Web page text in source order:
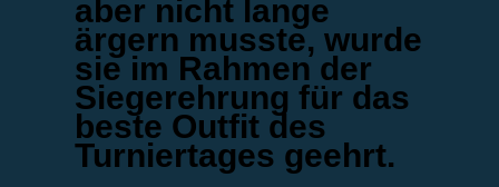
aber nicht lange
ärgern musste, wurde
sie im Rahmen der
Siegerehrung für das
beste Outfit des
Turniertages geehrt.